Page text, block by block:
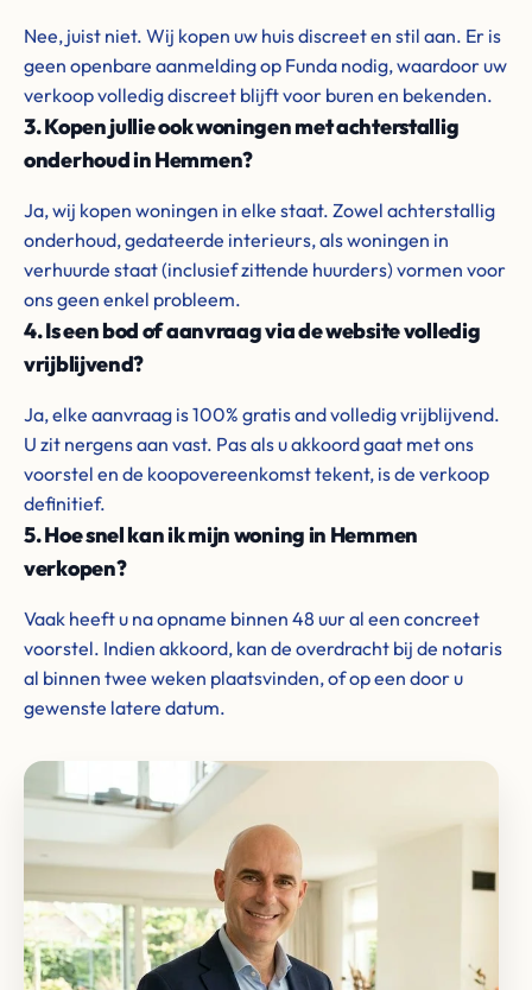
Nee, juist niet. Wij kopen uw huis discreet en stil aan. Er is
geen openbare aanmelding op Funda nodig, waardoor uw
verkoop volledig discreet blijft voor buren en bekenden.
3. Kopen jullie ook woningen met achterstallig
onderhoud in Hemmen?
Ja, wij kopen woningen in elke staat. Zowel achterstallig
onderhoud, gedateerde interieurs, als woningen in
verhuurde staat (inclusief zittende huurders) vormen voor
ons geen enkel probleem.
4. Is een bod of aanvraag via de website volledig
vrijblijvend?
Ja, elke aanvraag is 100% gratis and volledig vrijblijvend.
U zit nergens aan vast. Pas als u akkoord gaat met ons
voorstel en de koopovereenkomst tekent, is de verkoop
definitief.
5. Hoe snel kan ik mijn woning in Hemmen
verkopen?
Vaak heeft u na opname binnen 48 uur al een concreet
voorstel. Indien akkoord, kan de overdracht bij de notaris
al binnen twee weken plaatsvinden, of op een door u
gewenste latere datum.